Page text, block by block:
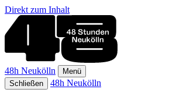
Direkt zum Inhalt
48h Neukölln
Menü
Schließen
48h Neukölln